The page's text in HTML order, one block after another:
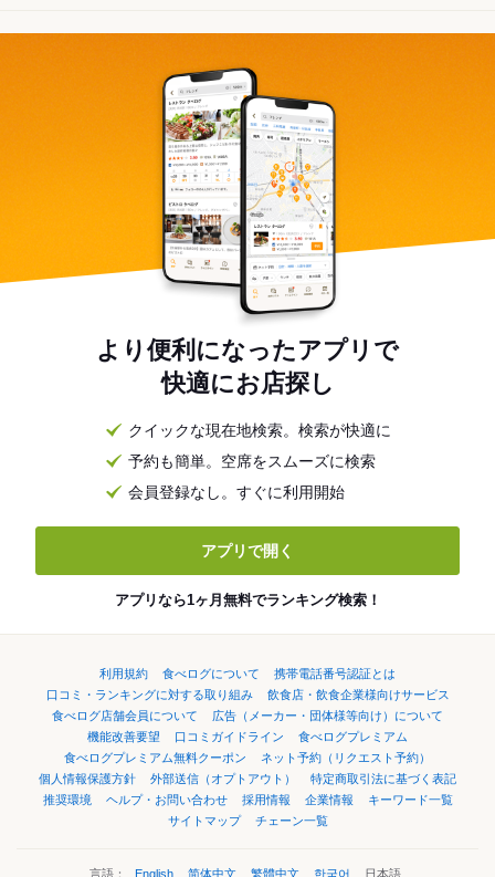
より便利になったアプリで
快適にお店探し
クイックな現在地検索。検索が快適に
予約も簡単。空席をスムーズに検索
会員登録なし。すぐに利用開始
アプリで開く
アプリなら1ヶ月無料でランキング検索！
利用規約 食べログについて
携帯電話番号認証とは
口コミ・ランキングに対する取り組み
飲食店・飲食企業様向けサービス
食べログ店舗会員について
広告（メーカー・団体様等向け）について
機能改善要望
口コミガイドライン
食べログプレミアム
食べログプレミアム無料クーポン
ネット予約（リクエスト予約）
個人情報保護方針
外部送信（オプトアウト）
特定商取引法に基づく表記
推奨環境
ヘルプ・お問い合わせ 採用情報 企業情報
キーワード一覧
サイトマップ
チェーン一覧
言語： English 简体中文 繁體中文 한국어 日本語